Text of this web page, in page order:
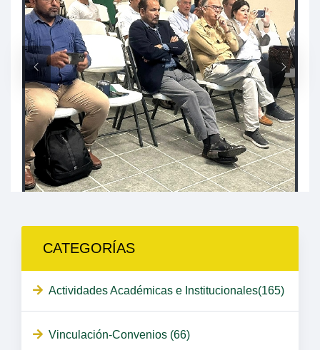
CATEGORÍAS
Actividades Académicas e Institucionales(165)
Vinculación-Convenios (66)